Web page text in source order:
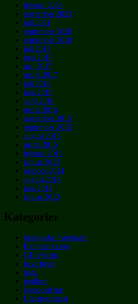
februar 2024
november 2023
juli 2021
september 2020
september 2018
juli 2017
juni 2017
maj 2017
marts 2017
juli 2016
juni 2016
april 2016
marts 2016
november 2015
september 2015
august 2015
marts 2015
februar 2015
januar 2015
oktober 2014
august 2014
juni 2014
januar 2012
Kategorier
biologiske materialer
Blomsterkasser
GH system
have hegn
hotel
jordbær
komposit træ
Uncategorized